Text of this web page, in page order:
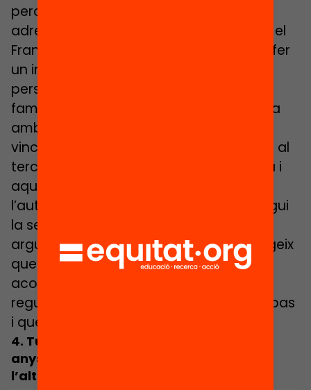
perquè tinguin el seu fragment per
adreçar-se als seus pares”, puntualitza el
Francesc. Al segon trimestre, en lloc de fer
un informe es fan entrevistes
personalitzades amb cadascuna de les
famílies, i abans fem una trobada prèvia
amb l’infant, convertint l’escola en un
vincle entre ell i la seva família. “De cara al
tercer trimestre, sí que posem una nota i
aquí volem que sigui l’infant, amb
l’autoregulació de l’avaluació, el que digui
la seva sobre aquesta nota i ho sàpiga
argumentar”, conclou el Francesc i afegeix
que la resta d’avaluacions són més un
acompanyament constant, un anar
regulant, parlant de quin és el següent pas
i què hem d’aprendre.
4. Tutors que acompanyen al llarg dels
anys per facilitar el pas d’una etapa a
l’altra